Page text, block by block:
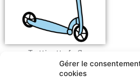
Gérer le
cookies
Trottinette [n.f]